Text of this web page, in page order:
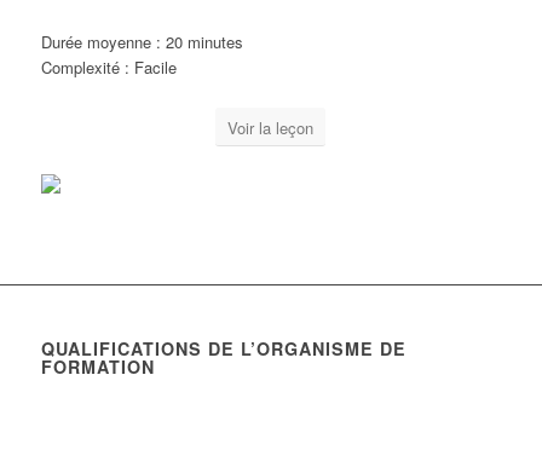
Durée moyenne : 20 minutes
Complexité : Facile
Voir la leçon
QUALIFICATIONS DE L’ORGANISME DE
FORMATION